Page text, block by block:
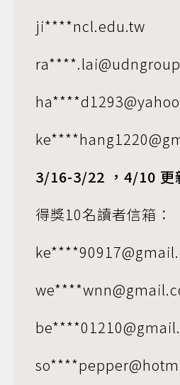
ji****ncl.edu.tw
3/16-3/22 ，4/10 更
得獎10名讀者信箱：